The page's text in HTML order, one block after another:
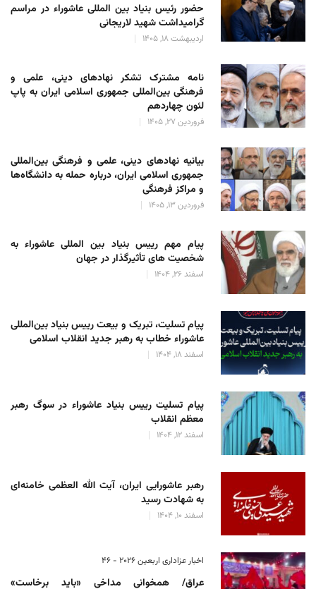
حضور رئیس بنیاد بین المللی عاشوراء در مراسم
گرامیداشت شهید لاریجانی
اردیبهشت 18, 1405
نامه مشترک تشکر نهادهای دینی، علمی و
فرهنگی بین‌المللی جمهوری اسلامی ایران به پاپ
لئون چهاردهم
فروردین 27, 1405
بیانیه نهادهای دینی، علمی و فرهنگی بین‌المللی
جمهوری اسلامی ایران، درباره حمله به دانشگاه‌ها
و مراکز فرهنگی
فروردین 13, 1405
پیام مهم رییس بنیاد بین المللی عاشوراء به
شخصیت های تأثیرگذار در جهان
اسفند 26, 1404
پیام تسلیت، تبریک و بیعت رییس بنیاد بین‌المللی
عاشوراء خطاب به رهبر جدید انقلاب اسلامی
اسفند 18, 1404
پیام تسلیت رییس بنیاد عاشوراء در سوگ رهبر
معظم انقلاب
اسفند 12, 1404
رهبر عاشورایی ایران، آیت الله العظمی خامنه‌ای
به شهادت رسید
اسفند 10, 1404
اخبار عزاداری اربعین ۲۰۲۶ - 46
عراق/ همخوانی مداخی «باید برخاست»